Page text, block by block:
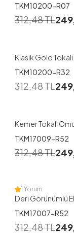
TKM10200-R07
312,48TL
Klasik Gold
TKM10200-R32
312,48TL
Kemer Tokalı
TKM17009-R52
312,48TL
1 Yorum
Deri Görünümlü
TKM17007-R52
312,48TL